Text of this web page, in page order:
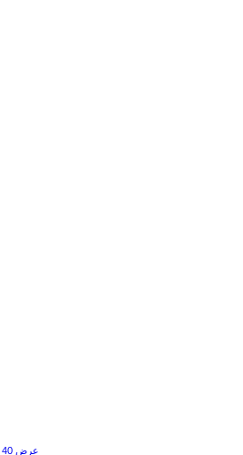
عرض 40 مشاركات من هذا الموضوع لكل صفحة